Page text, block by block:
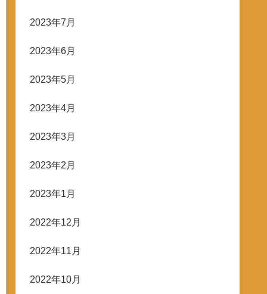
2023年7月
2023年6月
2023年5月
2023年4月
2023年3月
2023年2月
2023年1月
2022年12月
2022年11月
2022年10月